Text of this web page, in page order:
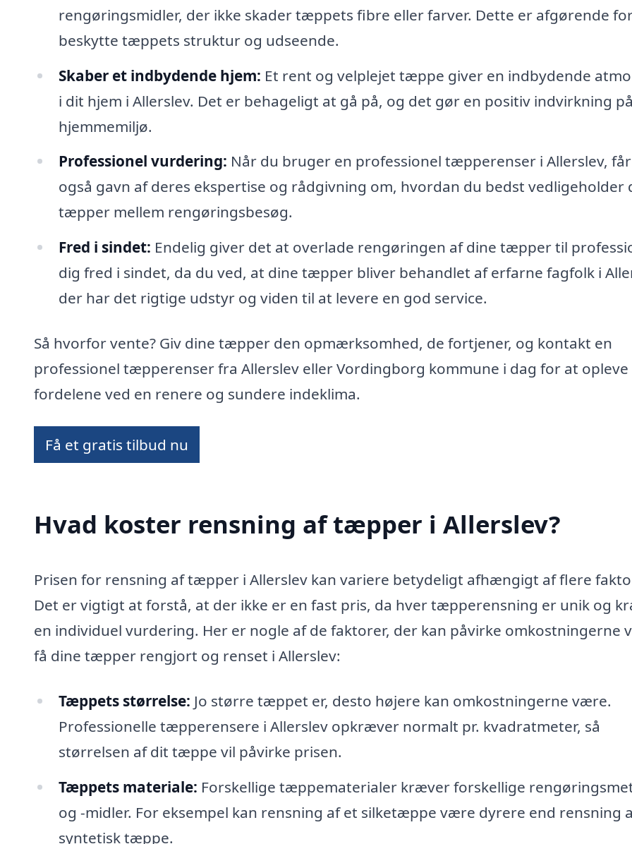
rengøringsmidler, der ikke skader tæppets fibre eller farver. Dette er afgørende
beskytte tæppets struktur og udseende.
Skaber et indbydende hjem: Et rent og velplejet tæppe giver en indbydende
i dit hjem i Allerslev. Det er behageligt at gå på, og det gør en positiv indvirkning
hjemmemiljø.
Professionel vurdering: Når du bruger en professionel tæpperenser i Allerslev,
også gavn af deres ekspertise og rådgivning om, hvordan du bedst vedligeholder
tæpper mellem rengøringsbesøg.
Fred i sindet: Endelig giver det at overlade rengøringen af dine tæpper til
dig fred i sindet, da du ved, at dine tæpper bliver behandlet af erfarne fagfolk i
der har det rigtige udstyr og viden til at levere en god service.
Så hvorfor vente? Giv dine tæpper den opmærksomhed, de fortjener, og kontakt en
professionel tæpperenser fra Allerslev eller Vordingborg kommune i dag for at opleve
fordelene ved en renere og sundere indeklima.
Få et gratis tilbud nu
Hvad koster rensning af tæpper i Allerslev?
Prisen for rensning af tæpper i Allerslev kan variere betydeligt afhængigt af flere
Det er vigtigt at forstå, at der ikke er en fast pris, da hver tæpperensning er unik og
en individuel vurdering. Her er nogle af de faktorer, der kan påvirke omkostningerne
få dine tæpper rengjort og renset i Allerslev:
Tæppets størrelse: Jo større tæppet er, desto højere kan omkostningerne være.
Professionelle tæpperensere i Allerslev opkræver normalt pr. kvadratmeter, så
størrelsen af dit tæppe vil påvirke prisen.
Tæppets materiale: Forskellige tæppematerialer kræver forskellige
og -midler. For eksempel kan rensning af et silketæppe være dyrere end rensning
syntetisk tæppe.